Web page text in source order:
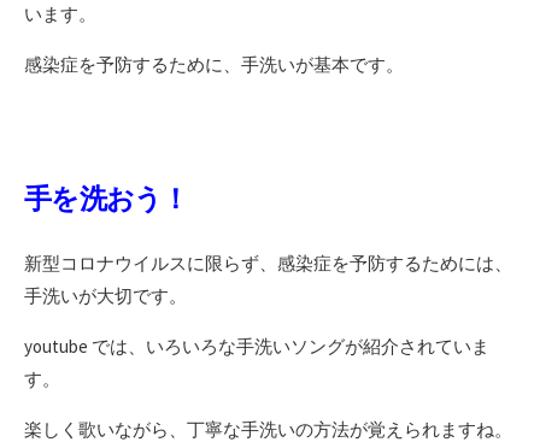
います。
感染症を予防するために、手洗いが基本です。
手を洗おう！
新型コロナウイルスに限らず、感染症を予防するためには、
手洗いが大切です。
youtube では、いろいろな手洗いソングが紹介されていま
す。
楽しく歌いながら、丁寧な手洗いの方法が覚えられますね。